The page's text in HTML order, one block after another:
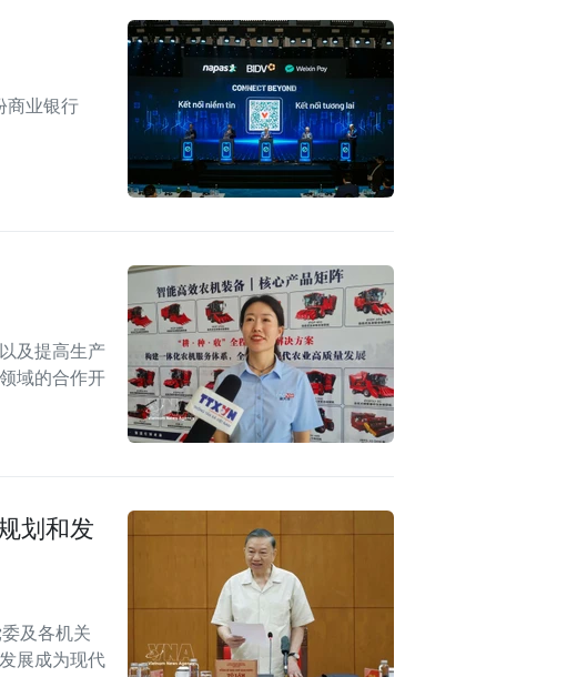
商业银行
及提高生产
域的合作开
划和发
及各机关
展成为现代